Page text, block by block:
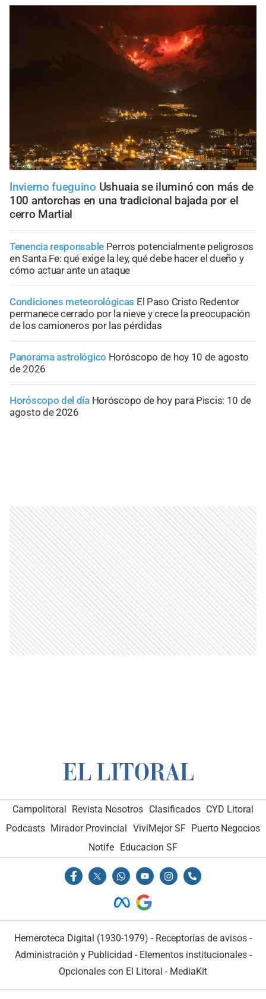
Invierno fueguino Ushuaia se iluminó con más de
100 antorchas en una tradicional bajada por el
cerro Martial
Tenencia responsable Perros potencialmente peligrosos
en Santa Fe: qué exige la ley, qué debe hacer el dueño y
cómo actuar ante un ataque
Condiciones meteorológicas El Paso Cristo Redentor
permanece cerrado por la nieve y crece la preocupación
de los camioneros por las pérdidas
Panorama astrológico Horóscopo de hoy 10 de agosto
de 2026
Horóscopo del día Horóscopo de hoy para Piscis: 10 de
agosto de 2026
Campolitoral Revista Nosotros Clasificados CYD Litoral
Podcasts Mirador Provincial VivíMejor SF Puerto Negocios
Notife Educacion SF
Hemeroteca Digital (1930-1979) - Receptorías de avisos -
Administración y Publicidad - Elementos institucionales-
Opcionales con El Litoral - MediaKit